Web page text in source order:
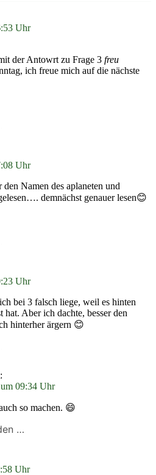
Uhr
der Antowrt zu Frage 3 freu
ich freue mich auf die nächste
Uhr
Namen des aplaneten und
demnächst genauer lesen😊
Uhr
bei 3 falsch liege, weil es hinten
hat. Aber ich dachte, besser den
hinterher ärgern 😊
09:34 Uhr
so machen. 😄
…
Uhr